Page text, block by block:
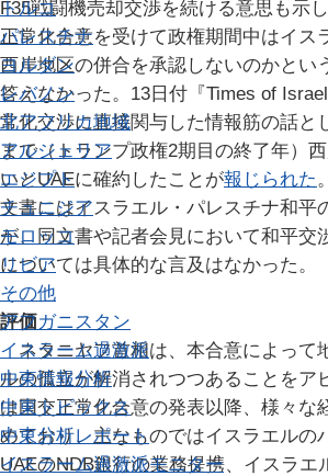
トルコ
パレスチナ
ヨルダン
レバノン
北アフリカ地域
アルジェリア
エジプト
チュニジア
モロッコ
リビア
その他
アフガニスタン
イスラーム過激派
中東情報分析
中東トピックス
中東分析レポート
イスラーム過激派モニター
F35戦闘機売却交渉を続ける意思も示
正常化合意を受けて政権期間中はイス
西岸地区の併合を承認しないのかとい
答えなかった。13日付『Times of
常化交渉に直接関与した情報筋の話と
まで（トランプ政権2期目の終了年）
いとUAEに確約したことが報じられた
文書にはイスラエル・パレスチナ和平
が、同文書や記者会見において和平交
については具体的な言及はなかった。
評価
ネタニヤフ首相は、本合意によって
ルの孤立が解消されつつあることをア
は国交正常化合意の発表以降、様々な
めており、主なものではイスラエルの
UAEのNDB銀行の業務提携、イスラエ